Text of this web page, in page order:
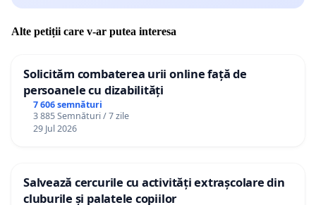
Alte petiții care v-ar putea interesa
Solicităm combaterea urii online față de
persoanele cu dizabilități
7 606 semnături
3 885 Semnături / 7 zile
29 Jul 2026
Salvează cercurile cu activități extrașcolare din
cluburile și palatele copiilor